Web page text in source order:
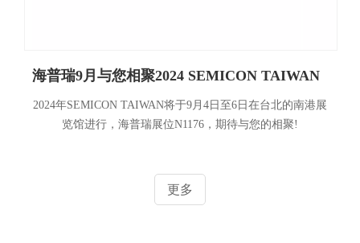
海普瑞9月与您相聚2024 SEMICON TAIWAN
2024年SEMICON TAIWAN将于9月4日至6日在台北的南港展
览馆进行，海普瑞展位N1176，期待与您的相聚!
更多